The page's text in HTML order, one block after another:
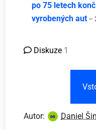
po 75 letech
vyrobených aut –
Diskuze 1
Autor: Daniel